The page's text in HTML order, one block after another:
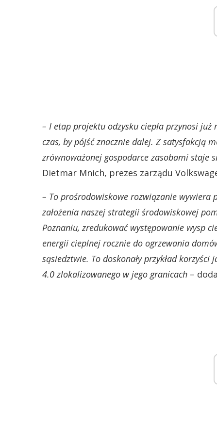
– I etap projektu odzysku ciepła przynosi
czas, by pójść znacznie dalej. Z satysfakcją
zrównoważonej gospodarce zasobami staje
Dietmar Mnich, prezes zarządu
– To prośrodowiskowe rozwiązanie wywiera
założenia naszej strategii środowiskowej
Poznaniu, zredukować występowanie wysp
energii cieplnej rocznie do ogrzewania
sąsiedztwie. To doskonały przykład
4.0 zlokalizowanego w jego granicach –